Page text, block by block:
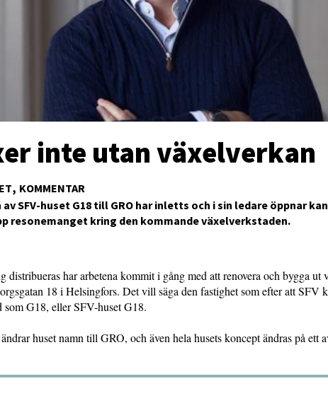
KOMMENTAR
inte utan växelverkan
SFV-huset G18 till GRO har inletts och i sin ledare öppnar
resonemanget kring den kommande växelverkstaden.
distribueras har arbetena kommit i gång med att renovera och bygga ut
18 i Helsingfors. Det vill säga den fastighet som efter att SFV
G18, eller SFV-huset G18.
huset namn till GRO, och även hela husets koncept ändras på ett